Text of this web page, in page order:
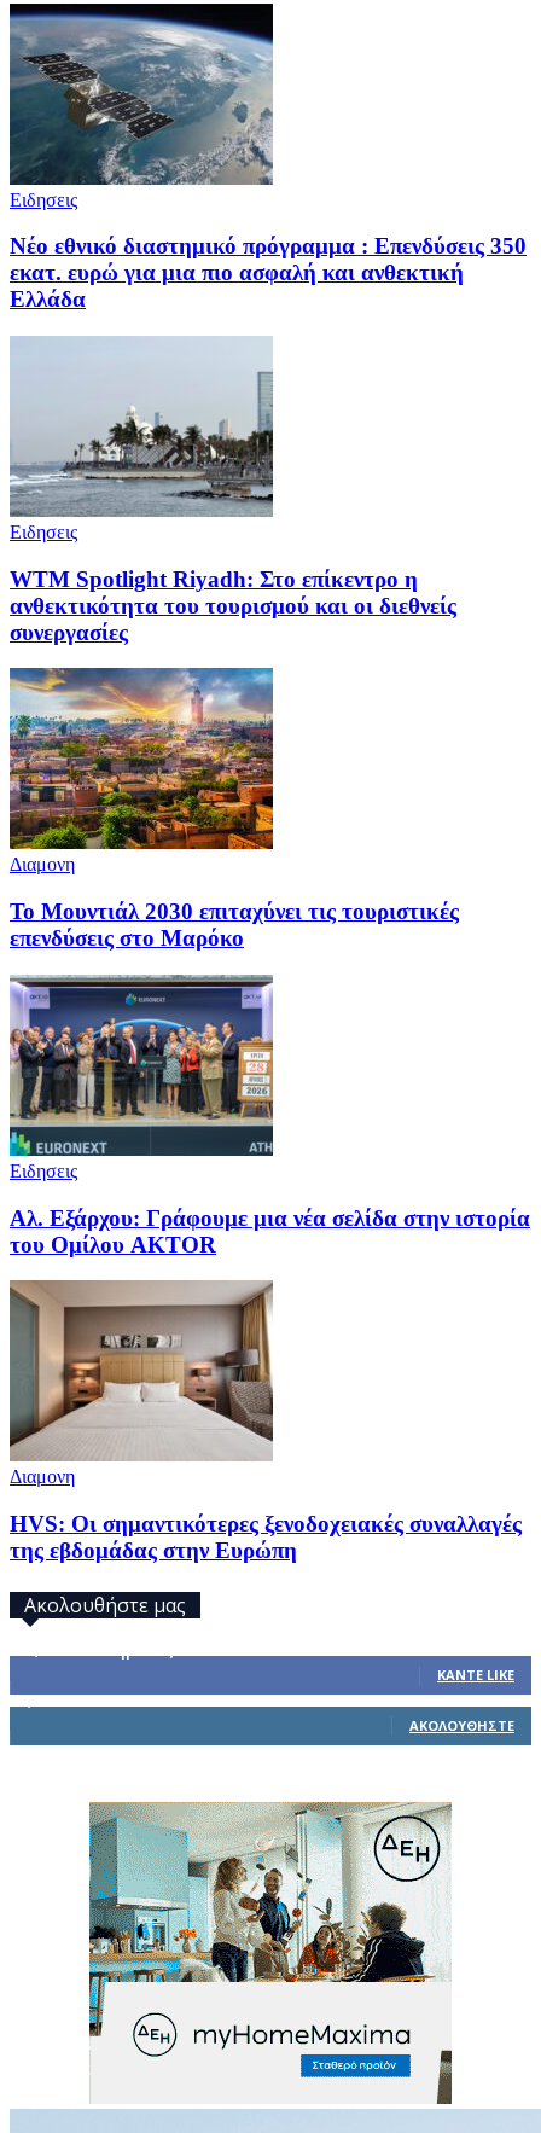
Ειδησεις
Νέο εθνικό διαστημικό πρόγραμμα : Επενδύσεις 350
εκατ. ευρώ για μια πιο ασφαλή και ανθεκτική
Ελλάδα
Ειδησεις
WTM Spotlight Riyadh: Στο επίκεντρο η
ανθεκτικότητα του τουρισμού και οι διεθνείς
συνεργασίες
Διαμονη
Το Μουντιάλ 2030 επιταχύνει τις τουριστικές
επενδύσεις στο Μαρόκο
Ειδησεις
Αλ. Εξάρχου: Γράφουμε μια νέα σελίδα στην ιστορία
του Ομίλου AKTOR
Διαμονη
HVS: Οι σημαντικότερες ξενοδοχειακές συναλλαγές
της εβδομάδας στην Ευρώπη
Ακολουθήστε μας
ΚΆΝΤΕ LIKE
ΑΚΟΛΟΥΘΉΣΤΕ